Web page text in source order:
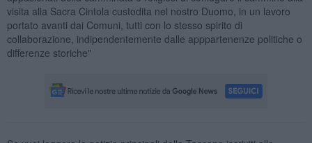
visita alla Sacra Cintola custodita nel nostro Duomo, in un lavoro
portato avanti dai Comuni, tutti con lo stesso spirito di
collaborazione, indipendentemente dalle apppartenenze politiche o
differenze storiche"